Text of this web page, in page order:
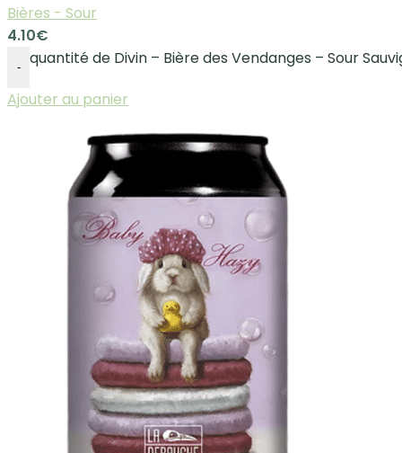
Bières - Sour
4.10€
-
quantité de Divin – Bière des Vendanges – Sour
Ajouter au panier